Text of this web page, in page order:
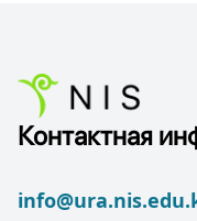
Контактная